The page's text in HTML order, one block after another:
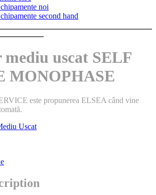
noi
second hand
uscat SELF
MONOPHASE
este propunerea ELSEA când vine
Uscat